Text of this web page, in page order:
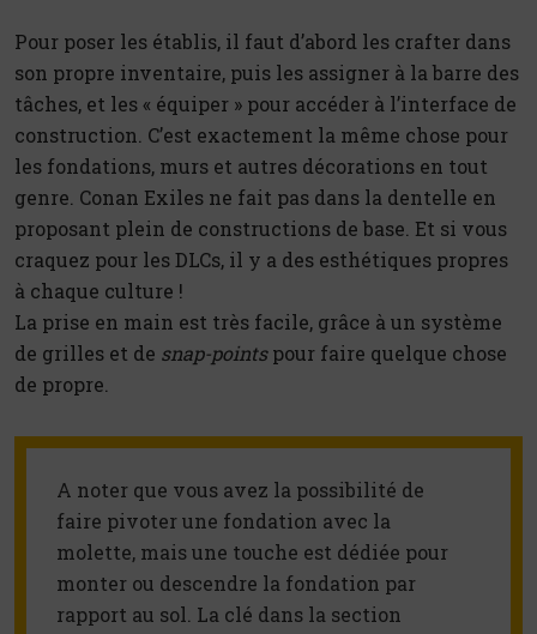
Pour poser les établis, il faut d’abord les crafter dans
son propre inventaire, puis les assigner à la barre des
tâches, et les « équiper » pour accéder à l’interface de
construction. C’est exactement la même chose pour
les fondations, murs et autres décorations en tout
genre. Conan Exiles ne fait pas dans la dentelle en
proposant plein de constructions de base. Et si vous
craquez pour les DLCs, il y a des esthétiques propres
à chaque culture !
La prise en main est très facile, grâce à un système
de grilles et de snap-pointspour faire quelque chose
de propre.
A noter que vous avez la possibilité de
faire pivoter une fondation avec la
molette, mais une touche est dédiée pour
monter ou descendre la fondation par
rapport au sol. La clé dans la section